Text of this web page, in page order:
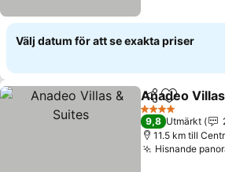
Välj datum för att se exakta priser
Dela Lägg till i
Anadeo
4 Stjärnor
9,8 Utmärkt
11.5 km till
Hisnande